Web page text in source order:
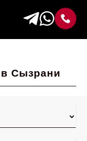
Сызрани